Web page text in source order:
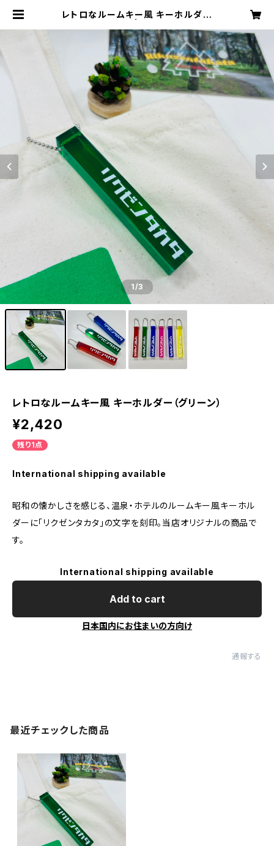
レトロなルームキー風 キーホルダー
1/3
レトロなルームキー風 キーホルダー（グリーン）
¥2,420
残り1点
International shipping available
昭和の懐かしさを感じる、温泉・ホテルのルームキー風キーホル
ダーに「リクゼンタカタ」の文字を刻印。当店オリジナルの商品で
す。
International shipping available
Add to cart
日本国内にお住まいの方向け
通報する
最近チェックした商品